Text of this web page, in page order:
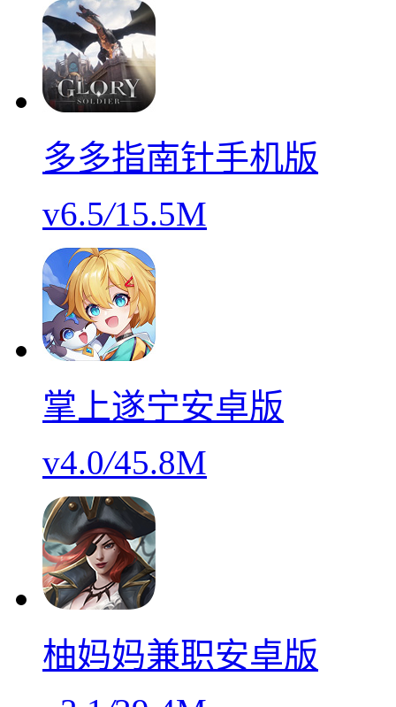
多多指南针手机版
v6.5/15.5M
掌上遂宁安卓版
v4.0/45.8M
柚妈妈兼职安卓版